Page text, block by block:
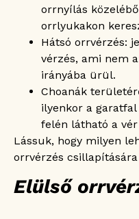
orrnyílás
orrlyukakon
Hátsó orrvérzés:
vérzés, ami nem
irányába ürül.
Choanák
ilyenkor a
felén látható a
Lássuk, hogy milyen
orrvérzés
Elülső